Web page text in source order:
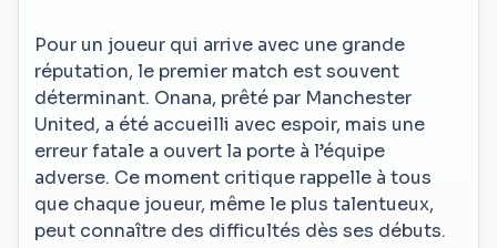
Pour un joueur qui arrive avec une grande
réputation, le premier match est souvent
déterminant. Onana, prêté par Manchester
United, a été accueilli avec espoir, mais une
erreur fatale a ouvert la porte à l’équipe
adverse. Ce moment critique rappelle à tous
que chaque joueur, même le plus talentueux,
peut connaître des difficultés dès ses débuts.